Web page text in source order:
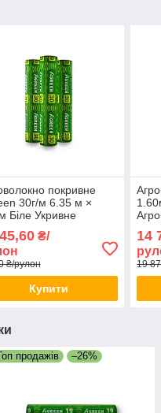
покривне
30г/м 6.35 м ×
Біле Укривне
білого
Агрополотно
₴/
₴/рулон
Купити
14
19
продажів –26%